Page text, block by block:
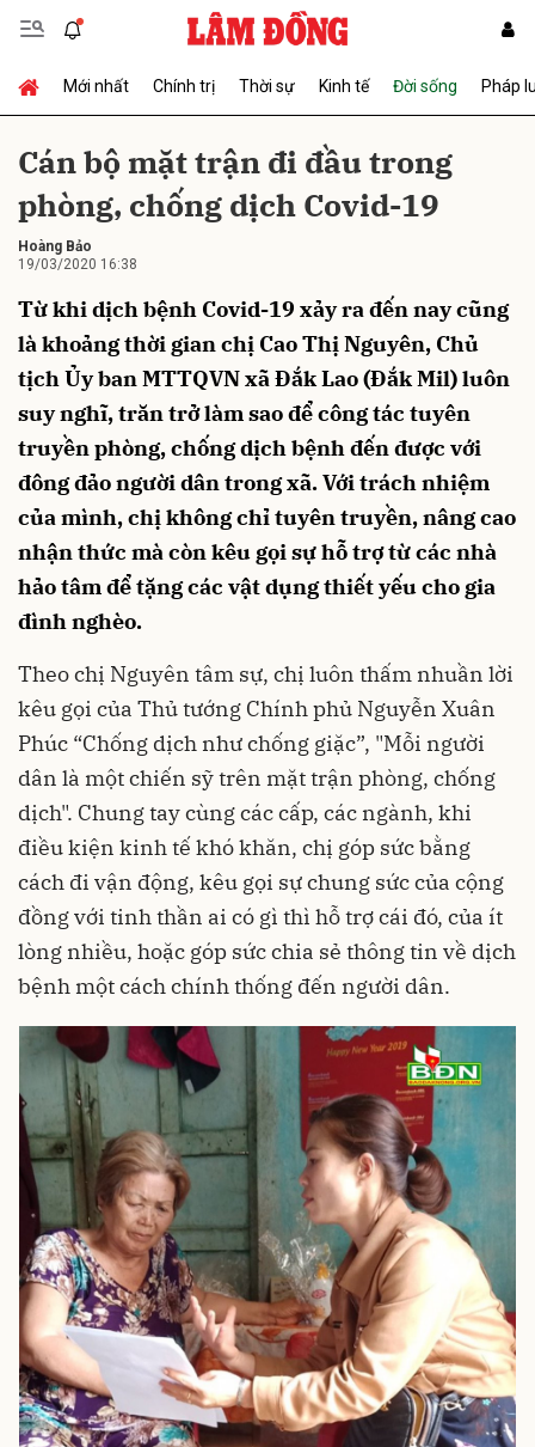
Mới nhất Chính trị Thời sự Kinh tế Đời sống Pháp
Cán bộ mặt trận đi đầu trong
phòng, chống dịch Covid-19
Hoàng Bảo
19/03/2020 16:38
Từ khi dịch bệnh Covid-19 xảy ra đến nay cũng
là khoảng thời gian chị Cao Thị Nguyên, Chủ
tịch Ủy ban MTTQVN xã Đắk Lao (Đắk Mil) luôn
suy nghĩ, trăn trở làm sao để công tác tuyên
truyền phòng, chống dịch bệnh đến được với
đông đảo người dân trong xã. Với trách nhiệm
của mình, chị không chỉ tuyên truyền, nâng cao
nhận thức mà còn kêu gọi sự hỗ trợ từ các nhà
hảo tâm để tặng các vật dụng thiết yếu cho gia
đình nghèo.
Theo chị Nguyên tâm sự, chị luôn thấm nhuần lời
kêu gọi của Thủ tướng Chính phủ Nguyễn Xuân
Phúc “Chống dịch như chống giặc”, "Mỗi người
dân là một chiến sỹ trên mặt trận phòng, chống
dịch". Chung tay cùng các cấp, các ngành, khi
điều kiện kinh tế khó khăn, chị góp sức bằng
cách đi vận động, kêu gọi sự chung sức của cộng
đồng với tinh thần ai có gì thì hỗ trợ cái đó, của ít
lòng nhiều, hoặc góp sức chia sẻ thông tin về dịch
bệnh một cách chính thống đến người dân.
Gửi bình luận
Hủy